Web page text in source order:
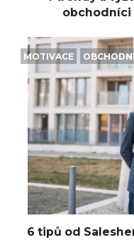
obchodníci
MOTIVACE
6 tipů od